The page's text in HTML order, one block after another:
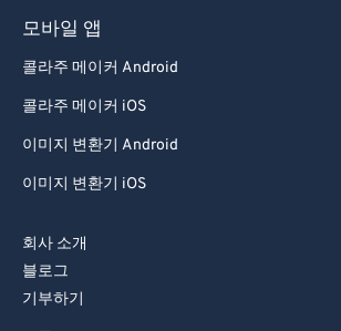
모바일 앱
콜라주 메이커 Android
콜라주 메이커 iOS
이미지 변환기 Android
이미지 변환기 iOS
회사 소개
블로그
기부하기